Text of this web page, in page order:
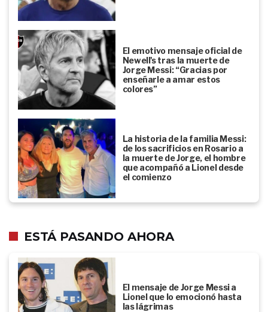
El emotivo mensaje oficial de
Newell's tras la muerte de
Jorge Messi: “Gracias por
enseñarle a amar estos
colores”
La historia de la familia Messi:
de los sacrificios en Rosario a
la muerte de Jorge, el hombre
que acompañó a Lionel desde
el comienzo
ESTÁ PASANDO AHORA
El mensaje de Jorge Messi a
Lionel que lo emocionó hasta
las lágrimas